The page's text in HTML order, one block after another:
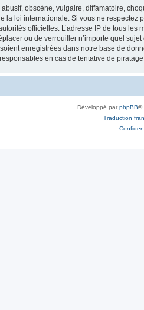
obscène, vulgaire, diffamatoire,
la loi internationale. Si vous ne
officielles. L’adresse IP de tous
ou de verrouiller n’importe quel
enregistrées dans notre base de
en cas de tentative de
Développé parphpBB®
Traduction